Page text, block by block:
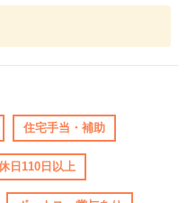
住宅手当・補助
日110日以上